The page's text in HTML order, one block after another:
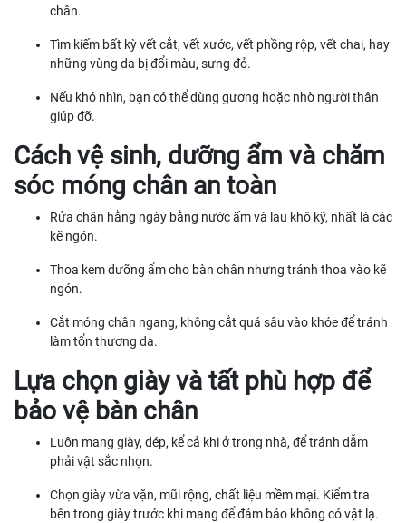
chân.
Tìm kiếm bất kỳ vết cắt, vết xước, vết phồng rộp, vết chai, hay
những vùng da bị đổi màu, sưng đỏ.
Nếu khó nhìn, bạn có thể dùng gương hoặc nhờ người thân
giúp đỡ.
Cách vệ sinh, dưỡng ẩm và chăm
sóc móng chân an toàn
Rửa chân hằng ngày bằng nước ấm và lau khô kỹ, nhất là các
kẽ ngón.
Thoa kem dưỡng ẩm cho bàn chân nhưng tránh thoa vào kẽ
ngón.
Cắt móng chân ngang, không cắt quá sâu vào khóe để tránh
làm tổn thương da.
Lựa chọn giày và tất phù hợp để
bảo vệ bàn chân
Luôn mang giày, dép, kể cả khi ở trong nhà, để tránh dẫm
phải vật sắc nhọn.
Chọn giày vừa vặn, mũi rộng, chất liệu mềm mại. Kiểm tra
bên trong giày trước khi mang để đảm bảo không có vật lạ.